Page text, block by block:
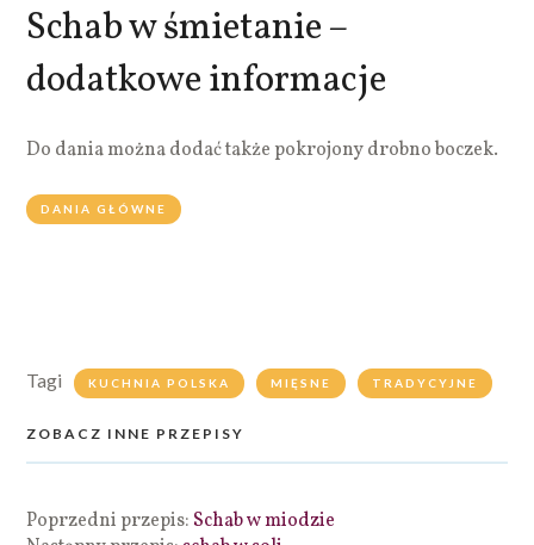
Schab w śmietanie –
dodatkowe informacje
Do dania można dodać także pokrojony drobno boczek.
DANIA GŁÓWNE
Tagi KUCHNIA POLSKA MIĘSNE TRADYCYJNE
ZOBACZ INNE PRZEPISY
Poprzedni przepis: Schab w miodzie